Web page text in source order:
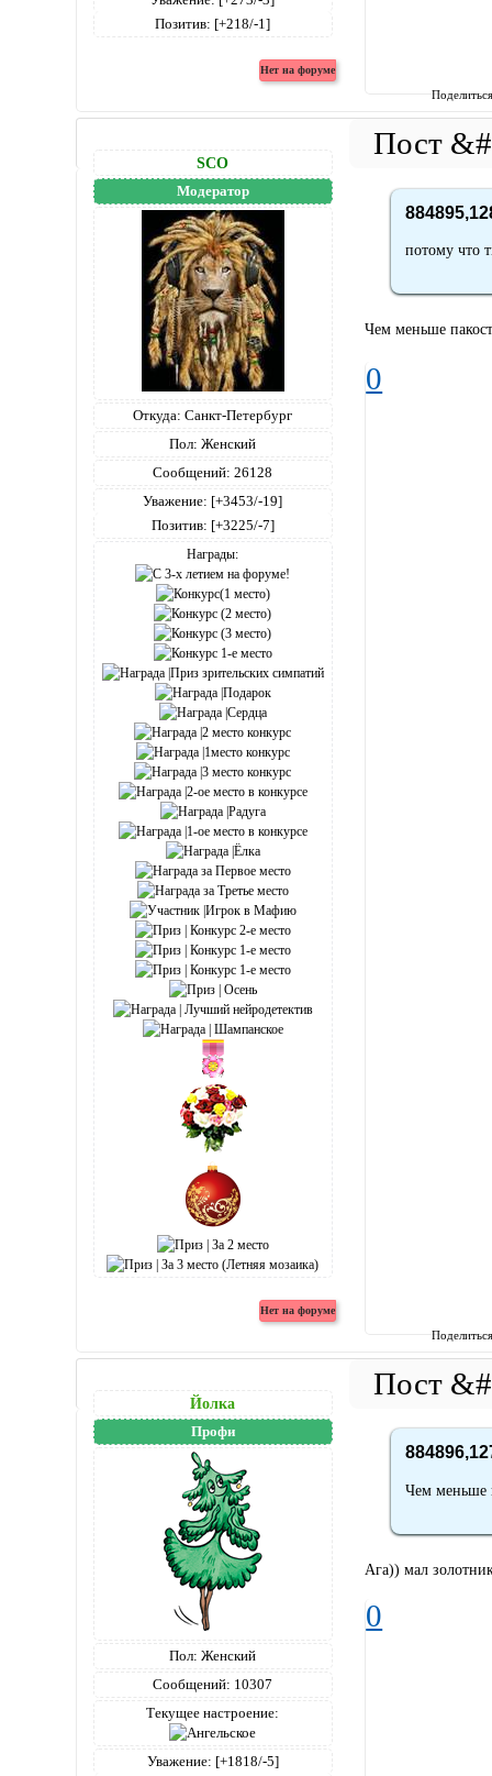
Позитив: [+218/-1]
SCO
Модератор
Откуда: Санкт-Петербург
Пол: Женский
Сообщений: 26128
Уважение: [+3453/-19]
Позитив: [+3225/-7]
Награды:
потому что
Чем меньше
0
Йолка
Профи
Пол: Женский
Сообщений: 10307
Текущее настроение:
Уважение: [+1818/-5]
Чем меньше
Ага)) мал
0